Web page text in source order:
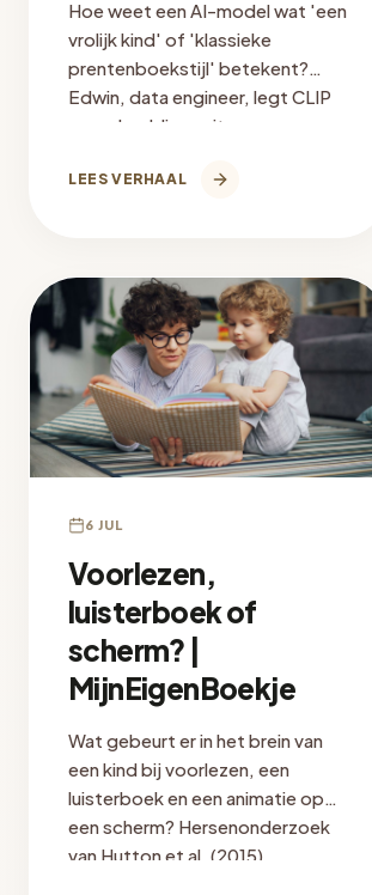
Hoe weet een AI-model wat 'een
vrolijk kind' of 'klassieke
prentenboekstijl' betekent?
Edwin, data engineer, legt CLIP
en embeddings uit.
LEES VERHAAL
6 JUL
Voorlezen,
luisterboek of
scherm? |
MijnEigenBoekje
Wat gebeurt er in het brein van
een kind bij voorlezen, een
luisterboek en een animatie op
een scherm? Hersenonderzoek
van Hutton et al. (2015)